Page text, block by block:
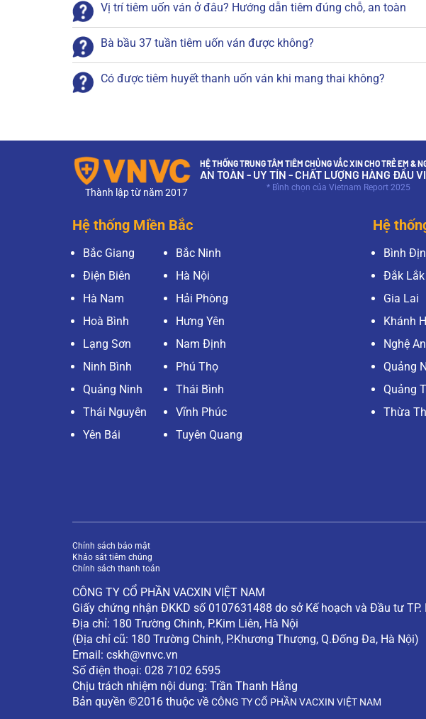
Vị trí tiêm uốn ván ở đâu? Hướng dẫn tiêm đúng chỗ, an toàn
Bà bầu 37 tuần tiêm uốn ván được không?
Có được tiêm huyết thanh uốn ván khi mang thai không?
Thành lập từ năm 2017
HỆ THỐNG TRUNG TÂM TIÊM CHỦNG VẮC XIN CHO TRẺ EM &
AN TOÀN - UY TÍN - CHẤT LƯỢNG HÀNG ĐẦU
* Bình chọn của Vietnam Report 2025
Hệ thống Miền Bắc
Bắc Giang
Bắc Ninh
Điện Biên
Hà Nội
Hà Nam
Hải Phòng
Hoà Bình
Hưng Yên
Lạng Sơn
Nam Định
Ninh Bình
Phú Thọ
Quảng Ninh
Thái Bình
Thái Nguyên
Vĩnh Phúc
Yên Bái
Tuyên Quang
Hệ
Bình
Đắk Lắk
Gia Lai
Khánh
Nghệ An
Quảng
Quảng
Thừa
Chính sách bảo mật
Khảo sát tiêm chủng
Chính sách thanh toán
CÔNG TY CỔ PHẦN VACXIN VIỆT NAM
Giấy chứng nhận ĐKKD số 0107631488 do sở Kế hoạch và Đầu tư
Địa chỉ: 180 Trường Chinh, P.Kim Liên, Hà Nội
(Địa chỉ cũ: 180 Trường Chinh, P.Khương Thượng, Q.Đống Đa, Hà Nội)
Email: cskh@vnvc.vn
Số điện thoại: 028 7102 6595
Chịu trách nhiệm nội dung: Trần Thanh Hằng
Bản quyền ©2016 thuộc về CÔNG TY CỔ PHẦN VACXIN VIỆT NAM